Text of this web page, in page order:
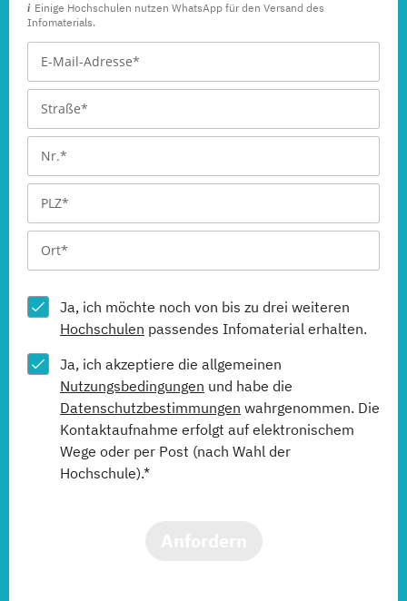
Einige Hochschulen nutzen WhatsApp für den Versand des
Infomaterials.
Ja, ich möchte noch von bis zu drei weiteren
Hochschulen passendes Infomaterial erhalten.
Ja, ich akzeptiere die allgemeinen
Nutzungsbedingungen und habe die
Datenschutzbestimmungen wahrgenommen. Die
Kontaktaufnahme erfolgt auf elektronischem
Wege oder per Post (nach Wahl der
Hochschule).*